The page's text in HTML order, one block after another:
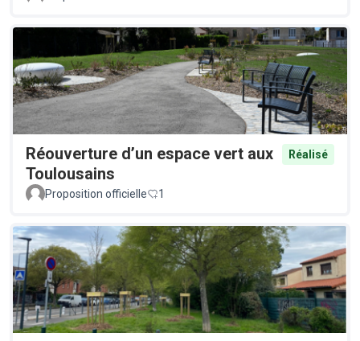
Réouverture d’un espace vert aux
Toulousains
Réalisé
Proposition officielle 1